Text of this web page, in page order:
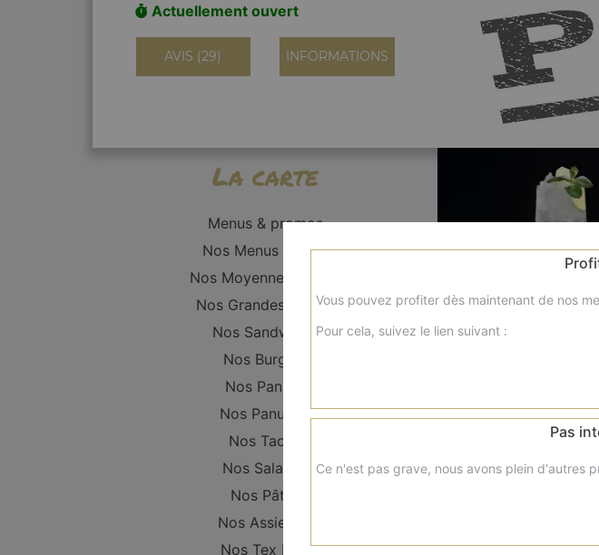
Actuellement ouvert
AVIS (29) INFORMATIONS
La carte
Menus & promos
Nos Menus Enfant
Nos Moyennes Pizzas
Nos Grandes Pizzas
Nos Sandwichs
Nos Burgers
Nos Paninis
Nos Panuzzo
Nos Tacos
Nos Salades
Nos Pâtes
Nos Assiettes
Nos Tex Mex
Coca zéro 33 cl
Fanta 33 cl
Vous pouvez profiter dès maintenant de nos
Pour cela, suivez le lien suivant :
Pas
Ce n'est pas grave, nous avons plein d'autres